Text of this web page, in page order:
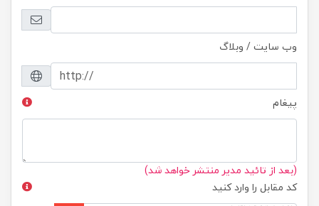
وب سایت / وبلاگ
پیغام
(بعد از تائید مدیر منتشر خواهد شد)
کد مقابل را وارد کنید